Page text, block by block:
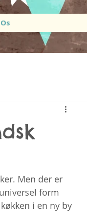
Men der er
form
i en ny by